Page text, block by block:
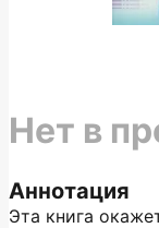
Аннотация
Эта книга
Нет в